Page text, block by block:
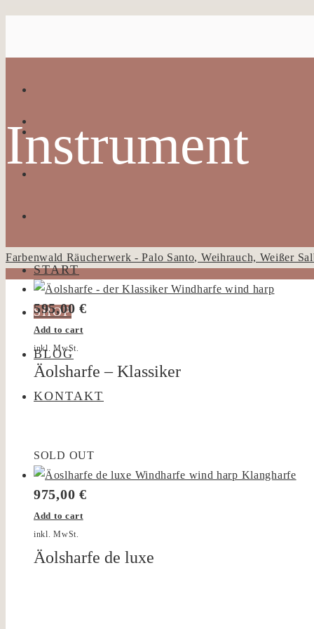
START
SHOP
BLOG
KONTAKT
Instrument
Farbenwald Räucherwerk - Palo Santo, Weihrauch, Weißer
595,00 €
Add to cart
inkl. MwSt.
Äolsharfe – Klassiker
SOLD OUT
975,00 €
Add to cart
inkl. MwSt.
Äolsharfe de luxe